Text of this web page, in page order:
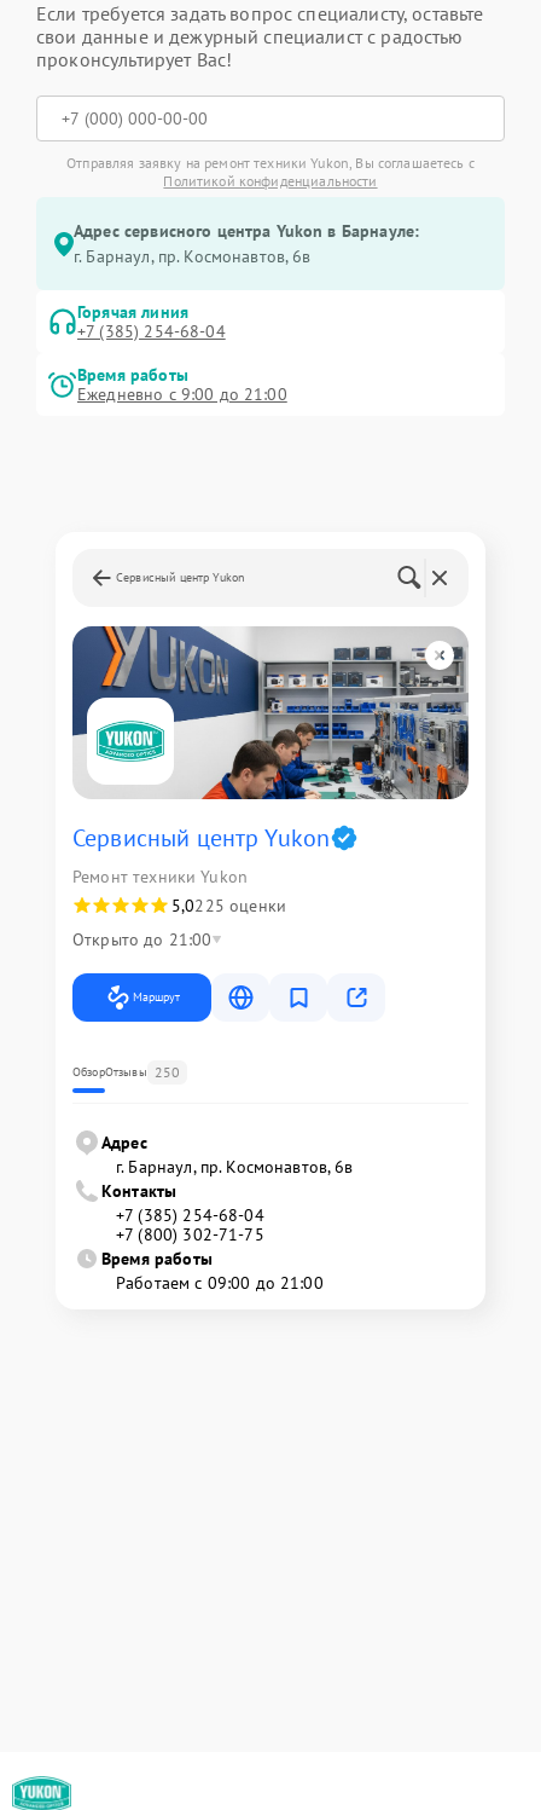
Если требуется задать вопрос специалисту, оставьте
свои данные и дежурный специалист с радостью
проконсультирует Вас!
Отправляя заявку на ремонт техники Yukon, Вы соглашаетесь с
Политикой конфиденциальности
Адрес сервисного центра Yukon в Барнауле:
г. Барнаул, ​пр. Космонавтов, 6в
Горячая линия
+7 (385) 254-68-04
Время работы
Ежедневно с 9:00 до 21:00
Сервисный центр Yukon
Сервисный центр Yukon
Ремонт техники Yukon
5,0225 оценки
Открыто до 21:00
Маршрут
ОбзорОтзывы 250
Адрес
г. Барнаул, ​пр. Космонавтов, 6в
Контакты
+7 (385) 254-68-04
+7 (800) 302-71-75
Время работы
Работаем с 09:00 до 21:00